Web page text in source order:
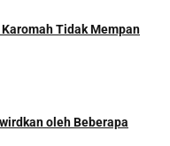
Tidak Mempan
oleh Beberapa